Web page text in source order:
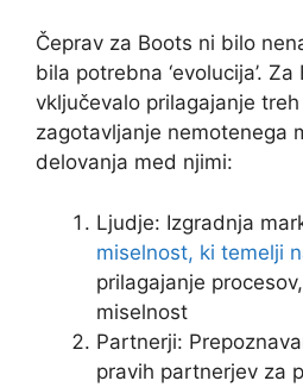
Čeprav za Boots ni bilo
bila potrebna ‘evolucija’.
vključevalo prilagajanje
zagotavljanje nemotenega
delovanja med njimi:
Ljudje: Izgradnja
miselnost, ki temelji
prilagajanje
miselnost
Partnerji:
pravih partnerjev za